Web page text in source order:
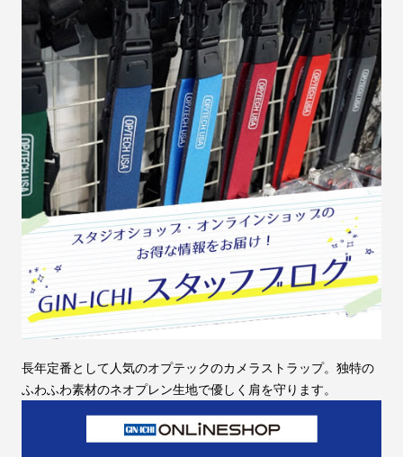
長年定番として人気のオプテックのカメラストラップ。独特の
ふわふわ素材のネオプレン生地で優しく肩を守ります。